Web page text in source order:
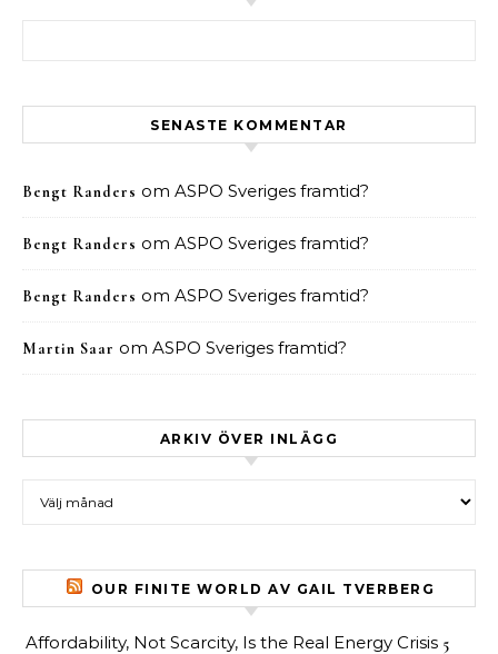
SENASTE KOMMENTAR
Bengt Randers om ASPO Sveriges framtid?
Bengt Randers om ASPO Sveriges framtid?
Bengt Randers om ASPO Sveriges framtid?
Martin Saar om ASPO Sveriges framtid?
ARKIV ÖVER INLÄGG
OUR FINITE WORLD AV GAIL TVERBERG
Affordability, Not Scarcity, Is the Real Energy Crisis 5